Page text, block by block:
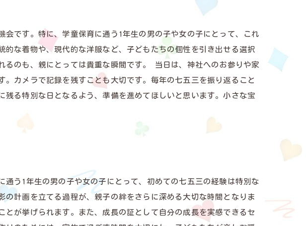
です。特に、学童保育に通う1年生の男の子や女の子にとって、これ
な着物や、現代的な洋服など、子どもたちの個性を引き出せる選択
のも、親にとっては貴重な瞬間です。 当日は、神社へのお参りや家
カメラで記録を残すことも大切です。毎年の七五三を振り返ること
る特別な日となるよう、準備を進めてほしいと思います。小さな宝
う1年生の男の子や女の子にとって、初めての七五三の経験は特別な
計画を立てる過程が、親子の絆をさらに深める大切な時間となりま
が挙げられます。また、成長の証として自分の成長を実感できるセ